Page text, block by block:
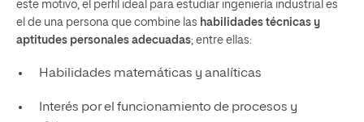
este motivo, el perfil ideal para estudiar ingeniería industrial es
el de una persona que combine las habilidades técnicas y
aptitudes personales adecuadas; entre ellas:
Habilidades matemáticas y analíticas
Interés por el funcionamiento de procesos y